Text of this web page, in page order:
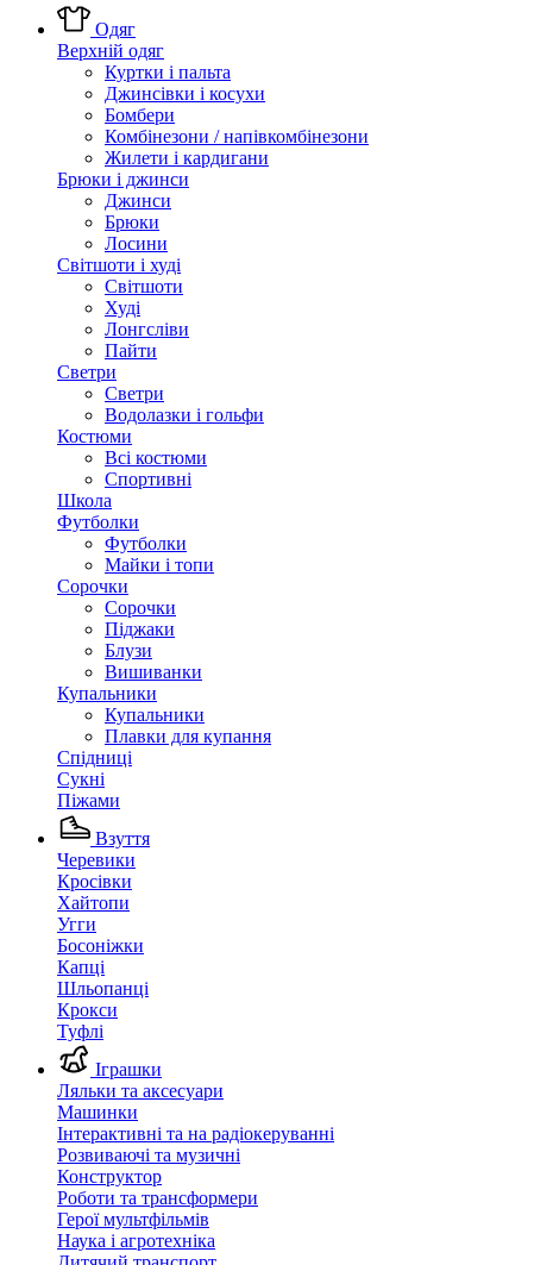
Одяг
Верхній одяг
Куртки і пальта
Джинсівки і косухи
Бомбери
Комбінезони / напівкомбінезони
Жилети і кардигани
Брюки і джинси
Джинси
Брюки
Лосини
Світшоти і худі
Світшоти
Худі
Лонгсліви
Пайти
Светри
Светри
Водолазки і гольфи
Костюми
Всі костюми
Спортивні
Школа
Футболки
Футболки
Майки і топи
Сорочки
Сорочки
Піджаки
Блузи
Вишиванки
Купальники
Купальники
Плавки для купання
Спідниці
Сукні
Піжами
Взуття
Черевики
Кросівки
Хайтопи
Угги
Босоніжки
Капці
Шльопанці
Крокси
Туфлі
Іграшки
Ляльки та аксесуари
Машинки
Інтерактивні та на радіокеруванні
Розвиваючі та музичні
Конструктор
Роботи та трансформери
Герої мультфільмів
Наука і агротехніка